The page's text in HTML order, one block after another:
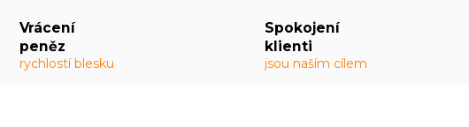
Vrácení
peněz
rychlostí blesku
Spokojení
klienti
jsou naším cílem